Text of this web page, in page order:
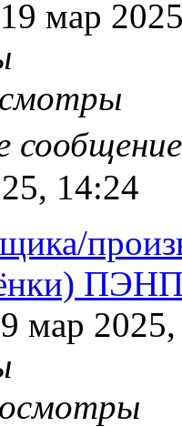
19 мар
14:24
мар